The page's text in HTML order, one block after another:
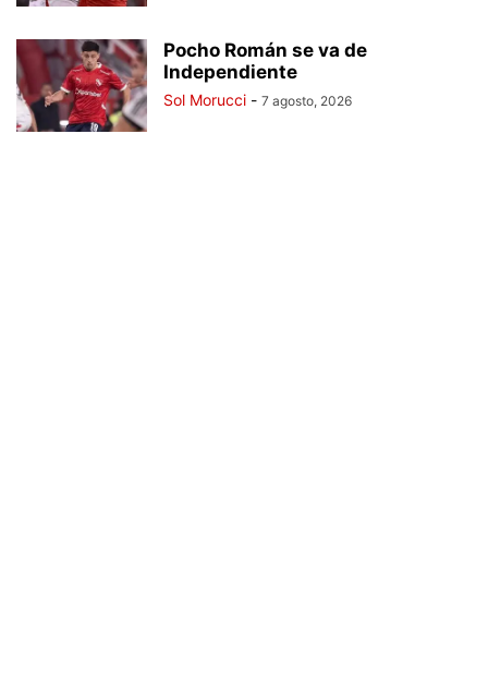
Pocho Román se va de
Independiente
Sol Morucci - 7 agosto, 2026